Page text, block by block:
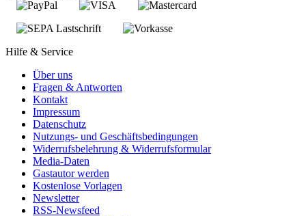
Hilfe & Service
Über uns
Fragen & Antworten
Kontakt
Impressum
Datenschutz
Nutzungs- und Geschäftsbedingungen
Widerrufsbelehrung & Widerrufsformular
Media-Daten
Gastautor werden
Kostenlose Vorlagen
Newsletter
RSS-Newsfeed